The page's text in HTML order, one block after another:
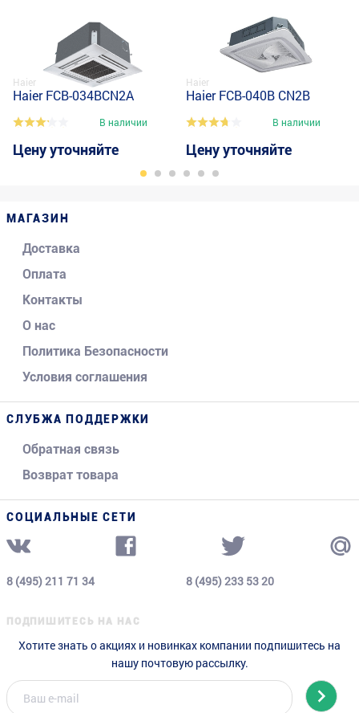
Haier
Haier FCB-034BCN2A
В наличии
Цену уточняйте
Haier
Haier FCB-040B CN2B
В наличии
Цену уточняйте
МАГАЗИН
Доставка
Оплата
Контакты
О нас
Политика Безопасности
Условия соглашения
СЛУБЖА ПОДДЕРЖКИ
Обратная связь
Возврат товара
СОЦИАЛЬНЫЕ СЕТИ
8 (495) 211 71 34 8 (495) 233 53 20
ПОДПИШИТЕСЬ НА НАС
Хотите знать о акциях и новинках компании подпишитесь на
нашу почтовую рассылку.